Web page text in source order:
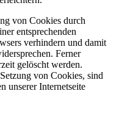
von Cookies durch
entsprechenden
verhindern und damit
Ferner
gelöscht werden.
von Cookies, sind
unserer Internetseite